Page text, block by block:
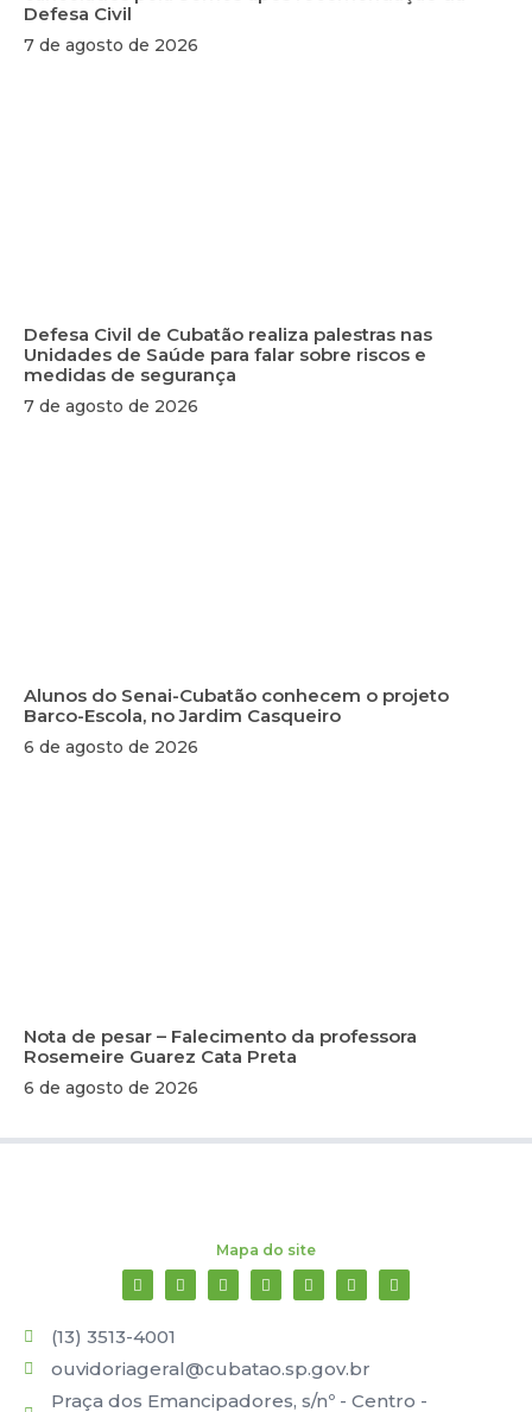
Defesa Civil
7 de agosto de 2026
Defesa Civil de Cubatão realiza palestras nas
Unidades de Saúde para falar sobre riscos e
medidas de segurança
7 de agosto de 2026
Alunos do Senai-Cubatão conhecem o projeto
Barco-Escola, no Jardim Casqueiro
6 de agosto de 2026
Nota de pesar – Falecimento da professora
Rosemeire Guarez Cata Preta
6 de agosto de 2026
Mapa do site
(13) 3513-4001
ouvidoriageral@cubatao.sp.gov.br
Praça dos Emancipadores, s/nº - Centro -